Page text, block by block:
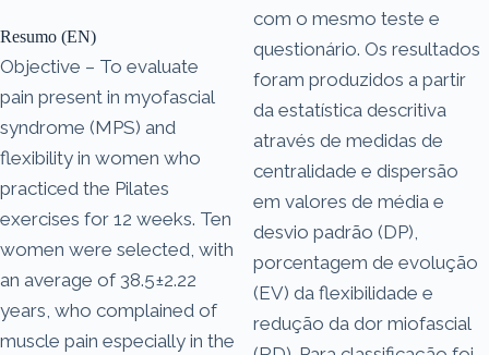
Resumo (EN)
Objective – To evaluate
pain present in myofascial
syndrome (MPS) and
flexibility in women who
practiced the Pilates
exercises for 12 weeks. Ten
women were selected, with
an average of 38.5±2.22
years, who complained of
muscle pain especially in the
com o mesmo teste e
questionário. Os resultados
foram produzidos a partir
da estatística descritiva
através de medidas de
centralidade e dispersão
em valores de média e
desvio padrão (DP),
porcentagem de evolução
(EV) da flexibilidade e
redução da dor miofascial